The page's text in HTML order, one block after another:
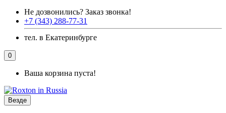
Не дозвонились? Заказ звонка!
+7 (343) 288-77-31
тел. в Екатеринбурге
0
Ваша корзина пуста!
Везде